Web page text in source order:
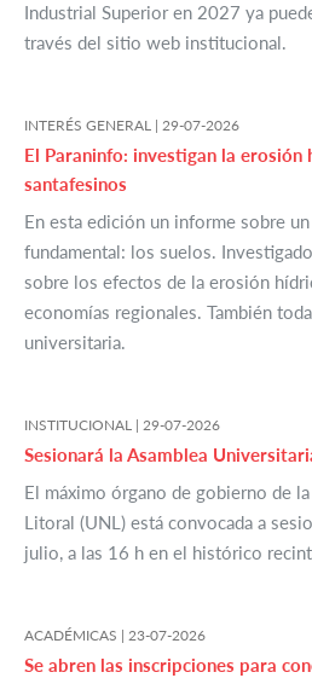
Industrial Superior en 2027 ya
través del sitio web institucional.
INTERÉS GENERAL | 29-07-2026
El Paraninfo: investigan la erosión
santafesinos
En esta edición un informe sobre
fundamental: los suelos.
sobre los efectos de la erosión
economías regionales. También
universitaria.
INSTITUCIONAL | 29-07-2026
Sesionará la Asamblea
El máximo órgano de gobierno de
Litoral (UNL) está convocada a
julio, a las 16 h en el histórico
ACADÉMICAS | 23-07-2026
Se abren las inscripciones para